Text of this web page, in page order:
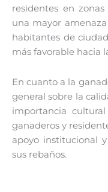
residentes en
una mayor
habitantes de
más favorable hacia
En cuanto a la
general sobre la
importancia
ganaderos y
apoyo institucional
sus rebaños.